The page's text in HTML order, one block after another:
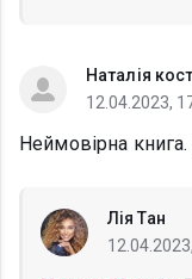
Наталія
12.04.2023,
Неймовірна
Лія Тан